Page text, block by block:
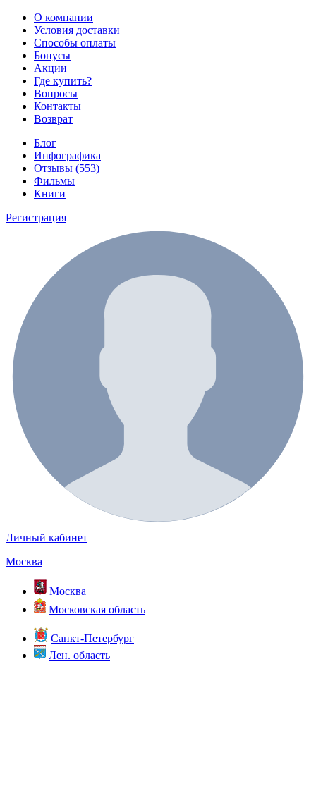
О компании
Условия доставки
Способы оплаты
Бонусы
Акции
Где купить?
Вопросы
Контакты
Возврат
Блог
Инфографика
Отзывы (553)
Фильмы
Книги
Регистрация
Личный кабинет
Москва
Москва
Московская область
Санкт-Петербург
Лен. область